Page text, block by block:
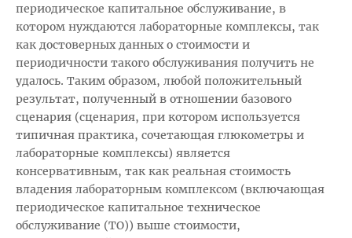
периодическое капитальное обслуживание, в
котором нуждаются лабораторные комплексы, так
как достоверных данных о стоимости и
периодичности такого обслуживания получить не
удалось. Таким образом, любой положительный
результат, полученный в отношении базового
сценария (сценария, при котором используется
типичная практика, сочетающая глюкометры и
лабораторные комплексы) является
консервативным, так как реальная стоимость
владения лабораторным комплексом (включающая
периодическое капитальное техническое
обслуживание (ТО)) выше стоимости,